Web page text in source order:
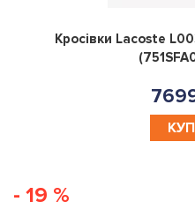
Кросівки Lacoste
- 19 %